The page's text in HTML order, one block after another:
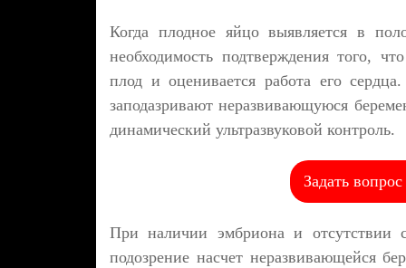
Когда плодное яйцо выявляется в
необходимость подтверждения того,
плод и оценивается работа его
заподазривают неразвивающуюся
динамический ультразвуковой контроль.
Задать
При наличии эмбриона и отсутствии
подозрение насчет неразвивающейся